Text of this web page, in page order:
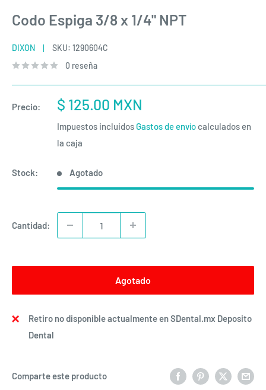
Codo Espiga 3/8 x 1/4" NPT
DIXON SKU: 1290604C
0 reseña
Precio:
Precio
de
venta
$ 125.00 MXN
Impuestos incluidos Gastos de envío calculados en
la caja
Stock: Agotado
Cantidad:
Agotado
Retiro no disponible actualmente en SDental.mx Deposito
Dental
Comparte este producto